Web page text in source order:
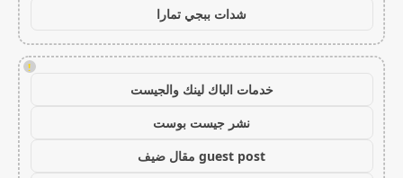
شدات ببجي تمارا
!
خدمات الباك لينك والجيست
نشر جيست بوست
guest post مقال ضيف